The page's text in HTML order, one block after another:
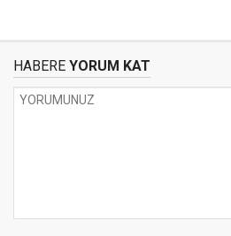
HABERE YORUM KAT